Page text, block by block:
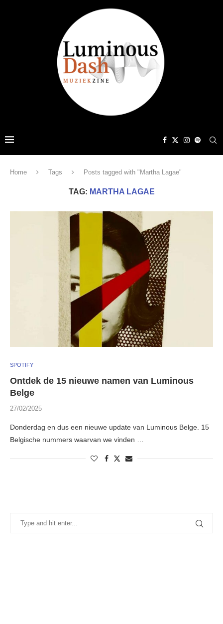
Home Tags Posts tagged with "Martha Lagae"
TAG: MARTHA LAGAE
SPOTIFY
Ontdek de 15 nieuwe namen van Luminous
Belge
27/02/2025
Donderdag en dus een nieuwe update van Luminous Belge. 15
Belgische nummers waarvan we vinden …